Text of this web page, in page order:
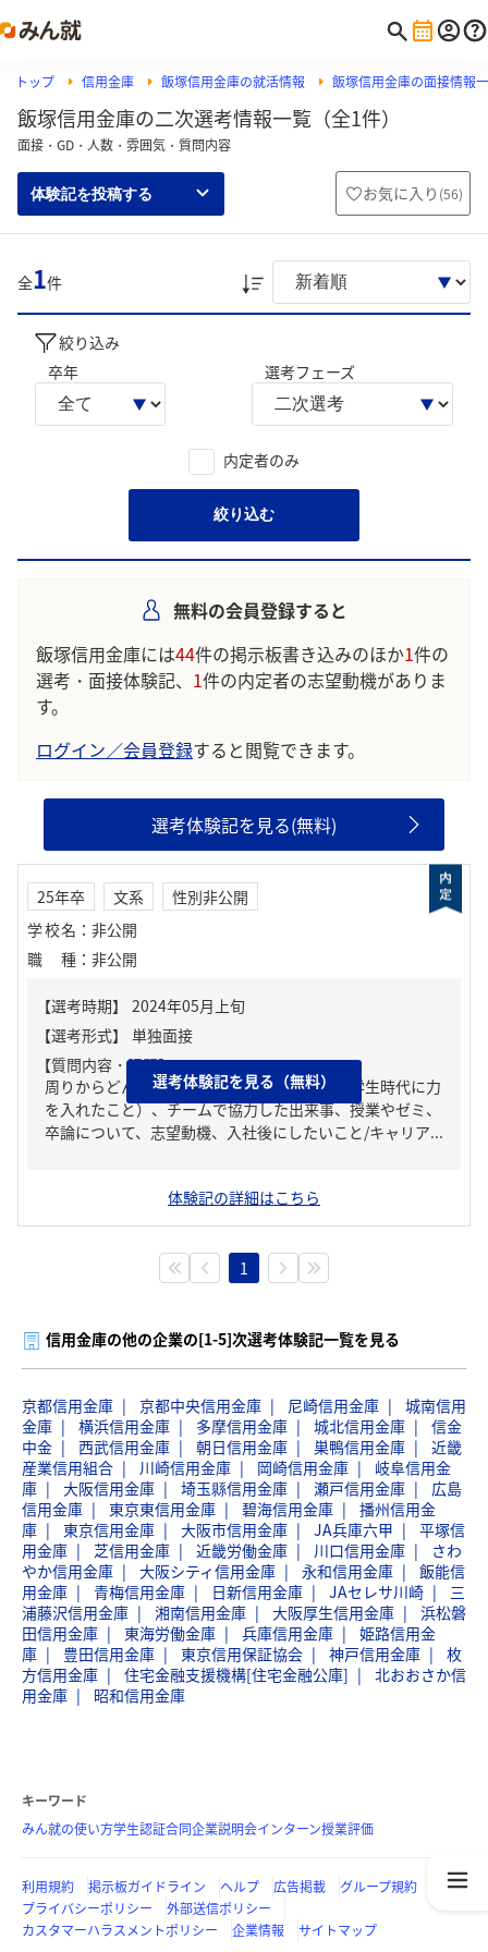
トップ 信用金庫 飯塚信用金庫の就活情報 飯塚信用金庫の面接情報
飯塚信用金庫の二次選考情報一覧（全1件）
面接・GD・人数・雰囲気・質問内容
体験記を投稿する お気に入り (56)
全1件
絞り込み
卒年
選考フェーズ
内定者のみ
絞り込む
無料の会員登録すると
飯塚信用金庫には44件の掲示板書き込みのほか1件の
選考・面接体験記、 1件の内定者の志望動機がありま
す。
ログイン／会員登録すると閲覧できます。
選考体験記を見る(無料)
25年卒 文系
性別非公開
学校名 ： 非公開
職種 ： 非公開
【質問内容・課題】
周りからどんな人といわれる？、ガクチカ（学生時代に力
を入れたこと）、チームで協力した出来事、授業やゼミ、
卒論について、志望動機、入社後にしたいこと/キャリア...
選考体験記を見る（無料）
体験記の詳細はこちら
1
信用金庫の他の企業の[1-5]次選考体験記一覧を見る
京都信用金庫 京都中央信用金庫 尼崎信用金庫
城南信用
金庫
横浜信用金庫 多摩信用金庫 城北信用金庫
信金
中金
西武信用金庫 朝日信用金庫 巣鴨信用金庫
近畿
産業信用組合
川崎信用金庫 岡崎信用金庫
岐阜信用金
庫
大阪信用金庫 埼玉縣信用金庫 瀬戸信用金庫
広島
信用金庫
東京東信用金庫 碧海信用金庫
播州信用金
庫
東京信用金庫 大阪市信用金庫 JA兵庫六甲
平塚信
用金庫
芝信用金庫 近畿労働金庫 川口信用金庫
さわ
やか信用金庫
大阪シティ信用金庫 永和信用金庫
飯能信
用金庫
青梅信用金庫 日新信用金庫 JAセレサ川崎
三
浦藤沢信用金庫
湘南信用金庫 大阪厚生信用金庫
浜松磐
田信用金庫
東海労働金庫 兵庫信用金庫
姫路信用金
庫
豊田信用金庫 東京信用保証協会 神戸信用金庫
枚
方信用金庫
住宅金融支援機構[住宅金融公庫]
北おおさか信
用金庫
昭和信用金庫
キーワード
みん就の使い方学生認証合同企業説明会インターン授業評価
利用規約 掲示板ガイドライン ヘルプ 広告掲載
グループ規約
プライバシーポリシー
外部送信ポリシー
カスタマーハラスメントポリシー
企業情報 サイトマップ